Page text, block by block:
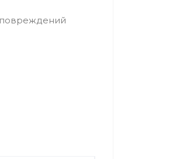
повреждений